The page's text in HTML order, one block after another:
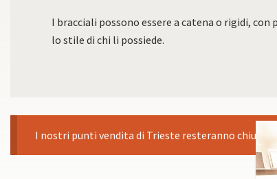
I bracciali possono essere a catena o rigidi,
lo stile di chi li possiede.
I nostri punti vendita di Trieste resteranno chiusi